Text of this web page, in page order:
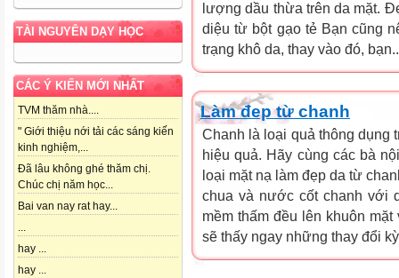
TÀI NGUYÊN DẠY HỌC
CÁC Ý KIẾN MỚI NHẤT
TVM thăm nhà....
" Giới thiệu nới tải các sáng kiến
kinh nghiệm,...
Đã lâu không ghé thăm chị.
Chúc chị năm học...
Bai van nay rat hay...
...
hay ...
hay ...
lượng dầu thừa trên da mặt.
diệu từ bột gạo tẻ Bạn cũng
trạng khô da, thay vào đó,
Làm đep từ chanh
Chanh là loại quả thông dụng
hiệu quả. Hãy cùng các bà
loại mặt nạ làm đẹp da từ
chua và nước cốt chanh với
mềm thấm đều lên khuôn
sẽ thấy ngay những thay đổi